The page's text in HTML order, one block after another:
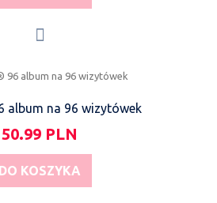
album na 96 wizytówek
50.99 PLN
DO KOSZYKA